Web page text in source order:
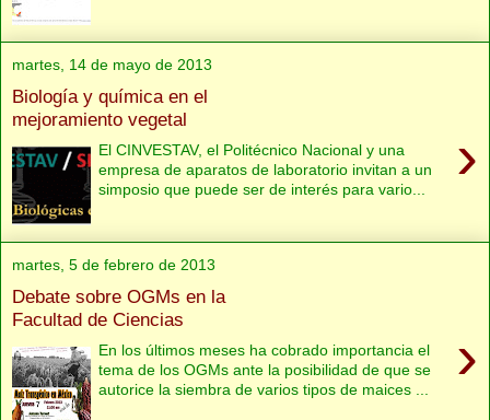
martes, 14 de mayo de 2013
Biología y química en el
mejoramiento vegetal
›
El CINVESTAV, el Politécnico Nacional y una
empresa de aparatos de laboratorio invitan a un
simposio que puede ser de interés para vario...
martes, 5 de febrero de 2013
Debate sobre OGMs en la
Facultad de Ciencias
›
En los últimos meses ha cobrado importancia el
tema de los OGMs ante la posibilidad de que se
autorice la siembra de varios tipos de maices ...